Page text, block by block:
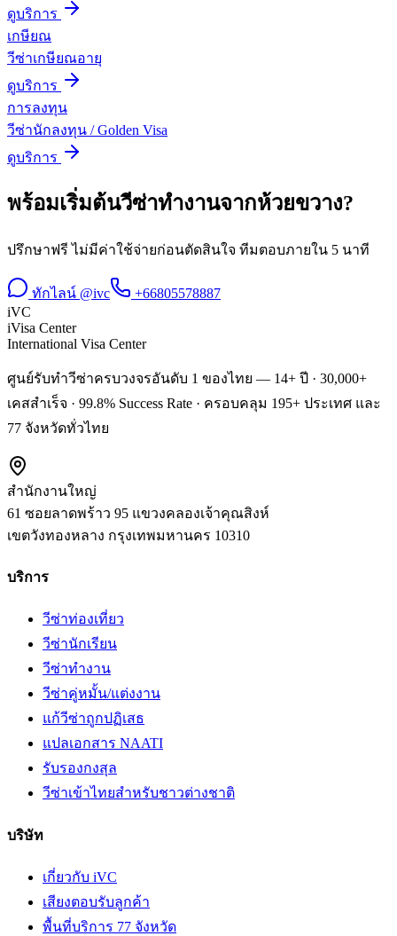
ดูบริการ
เกษียณ
วีซ่าเกษียณอายุ
ดูบริการ
การลงทุน
วีซ่านักลงทุน / Golden Visa
ดูบริการ
พร้อมเริ่มต้นวีซ่าทำงานจากห้วยขวาง?
ปรึกษาฟรี ไม่มีค่าใช้จ่ายก่อนตัดสินใจ ทีมตอบภายใน 5 นาที
ทักไลน์ @ivc
+66805578887
iVC
iVisa Center
International Visa Center
ศูนย์รับทำวีซ่าครบวงจรอันดับ 1 ของไทย — 14+ ปี · 30,000+
เคสสำเร็จ · 99.8% Success Rate · ครอบคลุม 195+ ประเทศ และ
77 จังหวัดทั่วไทย
สำนักงานใหญ่
61 ซอยลาดพร้าว 95 แขวงคลองเจ้าคุณสิงห์
เขตวังทองหลาง กรุงเทพมหานคร 10310
บริการ
วีซ่าท่องเที่ยว
วีซ่านักเรียน
วีซ่าทำงาน
วีซ่าคู่หมั้น/แต่งงาน
แก้วีซ่าถูกปฏิเสธ
แปลเอกสาร NAATI
รับรองกงสุล
วีซ่าเข้าไทยสำหรับชาวต่างชาติ
บริษัท
เกี่ยวกับ iVC
เสียงตอบรับลูกค้า
พื้นที่บริการ 77 จังหวัด